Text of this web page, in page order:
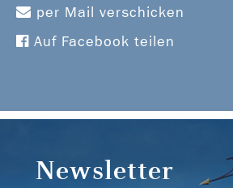
per Mail verschicken
Auf Facebook teilen
Newsletter